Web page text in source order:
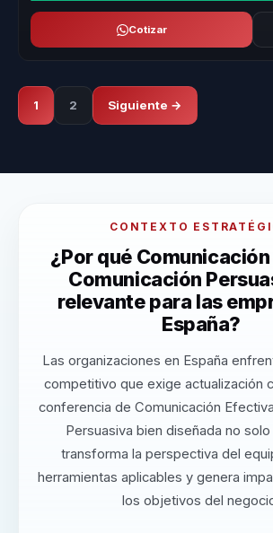
Cotizar
1 2 Siguiente →
CONTEXTO
¿Por qué
Comunicación
relevante para las
España?
Las organizaciones en España
competitivo que exige actualización
conferencia de Comunicación
Persuasiva bien diseñada no
transforma la perspectiva del
herramientas aplicables y genera
los objetivos del